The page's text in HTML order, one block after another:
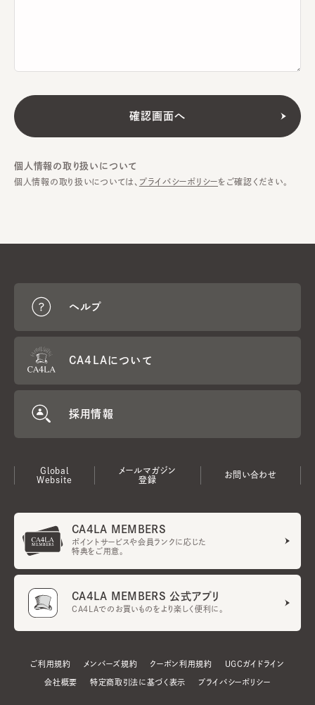
個人情報の取り扱いについて
個人情報の取り扱いについては、 プライバシーポリシーをご確認ください。
ヘルプ
CA4LAについて
採用情報
Global
Website
メールマガジン
登録
お問い合わせ
CA4LA MEMBERS
ポイントサービスや会員ランクに応じた
特典をご用意。
CA4LA MEMBERS 公式アプリ
CA4LAでのお買いものをより楽しく便利に。
ご利用規約 メンバーズ規約 クーポン利用規約 UGCガイドライン
会社概要 特定商取引法に基づく表示 プライバシーポリシー